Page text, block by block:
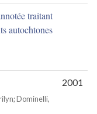
traitant
autochtones
Dominelli,
2001